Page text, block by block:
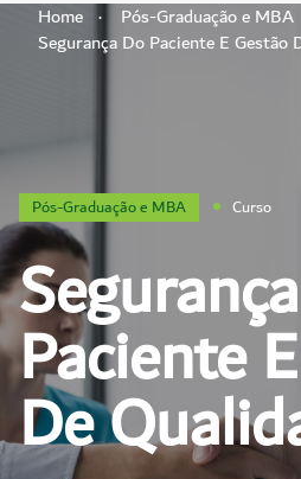
Home
Pós-Graduação e MBA
Segurança Do Paciente E Gestão
Pós-Graduação e MBA Curso
Paciente
De